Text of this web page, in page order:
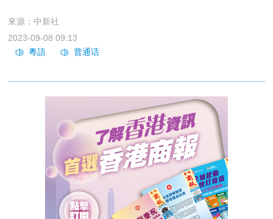
來源：中新社
2023-09-08 09:13